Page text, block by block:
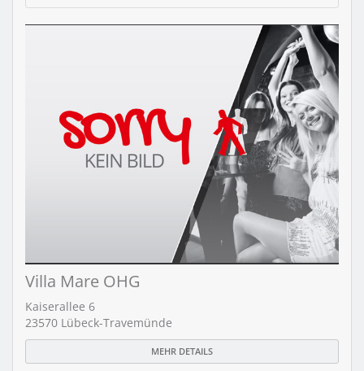
Villa Mare OHG
Kaiserallee 6
23570 Lübeck-Travemünde
MEHR DETAILS